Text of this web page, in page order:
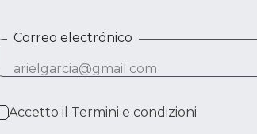
Correo electrónico
Accetto il Termini e condizioni